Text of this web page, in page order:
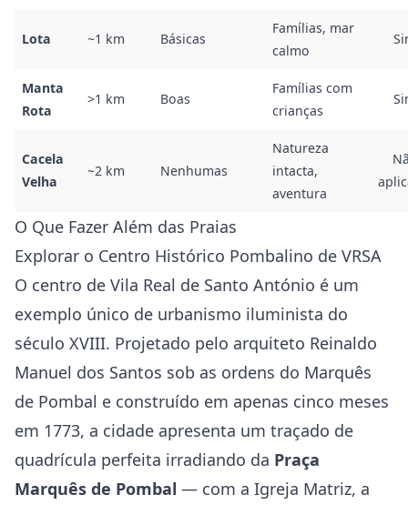
Lota ~1 km Básicas
Famílias, mar
calmo
Manta
Rota
>1 km Boas
Famílias com
crianças
Cacela
Velha
~2 km Nenhumas
Natureza
intacta,
aventura
O Que Fazer Além das Praias
Explorar o Centro Histórico Pombalino de VRSA
O centro de Vila Real de Santo António é um
exemplo único de urbanismo iluminista do
século XVIII. Projetado pelo arquiteto Reinaldo
Manuel dos Santos sob as ordens do Marquês
de Pombal e construído em apenas cinco meses
em 1773, a cidade apresenta um traçado de
quadrícula perfeita irradiando da Praça
Marquês de Pombal — com a Igreja Matriz, a